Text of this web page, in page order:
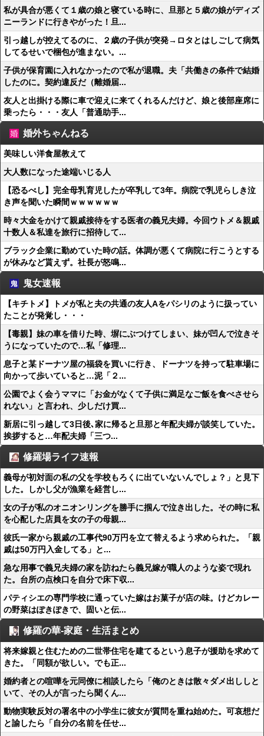
私が具合が悪くて１歳の娘と寝ている時に、旦那と５歳の娘がディズ
ニーランドに行きやがった！旦...
引っ越しが控えてるのに、２歳の子供が突発→ロタとはしごして病気
してるせいで梱包が進まない。...
子供が保育園に入れなかったので私が退職。夫「共働きの条件で結婚
したのに。契約違反だ（離婚届...
友人と出掛ける際に車で迎えに来てくれるんだけど、娘と後部座席に
乗ったら・・・友人「普通助手...
婚外ちゃんねる
美味しい洋食屋教えて
大人数になった途端いじる人
【恐るべし】完全母乳育児したが卒乳して3年。病院で乳児らしき泣
き声を聞いた瞬間ｗｗｗｗｗｗ
時々大金をかけて親戚接待をする医者の義兄夫婦。今回ウトメ＆親戚
十数人＆私達を旅行に招待して...
ブラック企業に勤めていた時の話。体調が悪くて病院に行こうとする
が休みなど貰えず。社長が怒鳴...
鬼女速報
【キチトメ】トメが私と夫の共通の友人Aをパシリのように扱ってい
たことが発覚し・・・
【毒親】妹の車を借りた時、塀にぶつけてしまい、妹が凹んで泣きそ
うになっていたので…私「修理...
息子と某ドーナツ屋の福袋を買いに行き、ドーナツを持って駐車場に
向かって歩いていると…泥「２...
公園でよく会うママに「お金がなくて子供に満足なご飯を食べさせら
れない」と言われ、少しだけ買...
新居に引っ越して3日後､家に帰ると旦那と年配夫婦が談笑していた。
挨拶すると…年配夫婦「三つ...
修羅場ライフ速報
義母が初対面の私の父を学校もろくに出ていないんでしょ？」と見下
した。しかし父が漁業を経営し...
女の子が私のオニオンリングを勝手に掴んで泣き出した。その時に私
を心配した店員を女の子の母親...
彼氏一家から親戚の工事代90万円を立て替えるよう求められた。「親
戚は50万円入金してる」と...
急な用事で義兄夫婦の家を訪ねたら義兄嫁が職人のような姿で現れ
た。台所の点検口を自分で床下収...
パティシエの専門学校に通っていた嫁はお菓子が店の味。けどカレー
の野菜はぽきぽきで、固いと伝...
修羅の華-家庭・生活まとめ
将来嫁親と住むための二世帯住宅を建てるという息子が援助を求めて
きた。「同額が欲しい。でも正...
婚約者との喧嘩を元同僚に相談したら「俺のときは散々ダメ出ししと
いて、その人が言ったら聞くん...
動物実験反対の署名中の小学生に彼女が質問を重ね始めた。可哀想だ
と諭したら「自分の名前を任せ...